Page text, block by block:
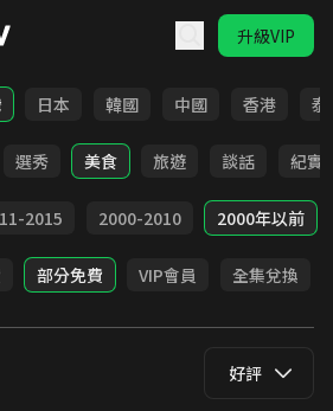
升級VIP
日本 韓國 中國 香港 泰
選秀 美食 旅遊 談話 紀實
2015 2000-2010 2000年以前
部分免費 VIP會員 全集兌換
好評